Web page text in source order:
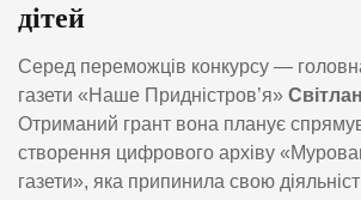
дітей
Серед переможців конкурсу —
газети «Наше Придністров’я»
Отриманий грант вона планує
створення цифрового архіву
газети», яка припинила свою